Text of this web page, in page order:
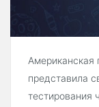
Американская
представила
тестирования